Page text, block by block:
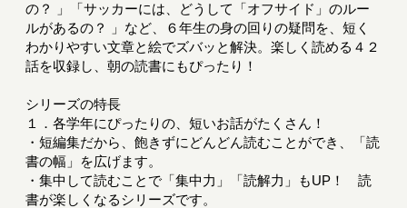
の？ 」「サッカーには、どうして「オフサイド」のルー
ルがあるの？ 」など、６年生の身の回りの疑問を、短く
わかりやすい文章と絵でズバッと解決。楽しく読める４２
話を収録し、朝の読書にもぴったり！
シリーズの特長
１．各学年にぴったりの、短いお話がたくさん！
・短編集だから、飽きずにどんどん読むことができ、「読
書の幅」を広げます。
・集中して読むことで「集中力」「読解力」もUP！ 読
書が楽しくなるシリーズです。